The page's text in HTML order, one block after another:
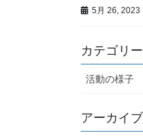
5月 26, 2023
カテゴリー
活動の様子
アーカイブ